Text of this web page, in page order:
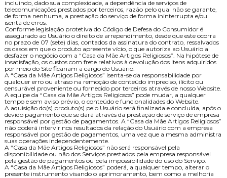
incluindo, dado sua complexidade, a dependência de serviços de
telecomunicações prestados por terceiros, razão pelo qual não se garante,
de forma nenhuma, a prestação do serviço de forma ininterrupta e/ou
isenta de erros.
Conforme legislação protetiva do Código de Defesa do Consumidor é
assegurado ao Usuário o direito de arrependimento, desde que este ocorra
no prazo de 07 (sete) dias, contados da assinatura do contrato, ressalvados
os casos em que o produto apresente vício, o que autoriza ao Usuário a
desfazer o negócio com a “Casa da Mãe Artigos Religiosos”. Na hipótese de
insatisfação, os custos com frete relativos à devolução dos itens adquiridos
por meio do Site ficariam a cargo do Usuário.
A “Casa da Mãe Artigos Religiosos” isenta-se da responsabilidade por
qualquer erro ou atraso na remoção de conteúdo impreciso, ilícito ou
censurável proveniente ou fornecido por terceiros através de nosso Website.
A equipe da “Casa da Mãe Artigos Religiosos” pode mudar, a qualquer
tempo e sem aviso prévio, o conteúdo e funcionalidades do Website.
A aquisição do(s) produto(s) pelo Usuário será finalizada e concluída, após o
devido pagamento que se dará através da prestação de serviço de empresa
responsável por gestão de pagamentos. A “Casa da Mãe Artigos Religiosos”
não poderá intervir nos resultados da relação do Usuário com a empresa
responsável por gestão de pagamentos, uma vez que a mesma administra
suas operações independentemente.
A “Casa da Mãe Artigos Religiosos” não será responsável pela
disponibilidade ou não dos Serviços prestados pela empresa responsável
pela gestão de pagamentos ou pela impossibilidade do uso do Serviço.
A “Casa da Mãe Artigos Religiosos” poderá, a qualquer tempo, alterar o
presente instrumento visando o aprimoramento, bem como a melhoria